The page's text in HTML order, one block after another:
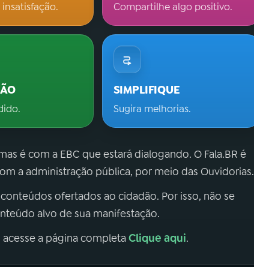
insatisfação. Compartilhe algo positivo.
SIMPLIFIQUE
Sugira melhorias.
é com a EBC que estará dialogando. O Fala.BR é
a administração pública, por meio das Ouvidorias.
ofertados ao cidadão. Por isso, não se
alvo de sua manifestação.
a página completaClique aqui.